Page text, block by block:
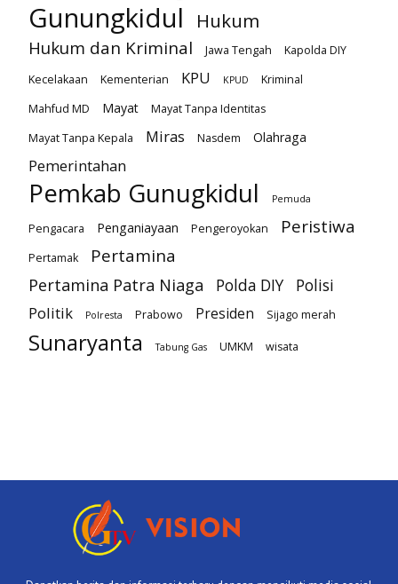
Gunungkidul Hukum
Hukum dan Kriminal Jawa Tengah
Kapolda DIY
Kecelakaan
Kementerian KPU KPUD
Kriminal
Mahfud MD
Mayat
Mayat Tanpa Identitas
Mayat Tanpa Kepala
Miras Nasdem Olahraga
Pemerintahan
Pemkab Gunugkidul Pemuda
Pengacara Penganiayaan Pengeroyokan Peristiwa
Pertamak Pertamina
Pertamina Patra Niaga Polda DIY
Polisi
Politik
Polresta Prabowo Presiden Sijago merah
Sunaryanta Tabung Gas UMKM wisata